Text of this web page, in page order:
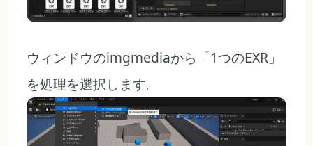
ウィンドウのimgmediaから「1つのEXR」
を処理を選択します。